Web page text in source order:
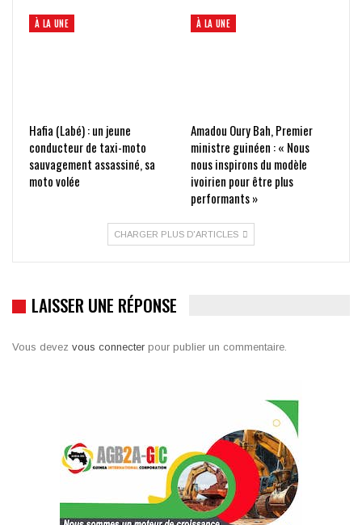
À LA UNE
Hafia (Labé) : un jeune
conducteur de taxi-moto
sauvagement assassiné, sa
moto volée
À LA UNE
Amadou Oury Bah, Premier
ministre guinéen : « Nous
nous inspirons du modèle
ivoirien pour être plus
performants »
CHARGER PLUS D'ARTICLES
LAISSER UNE RÉPONSE
Vous devez vous connecter pour publier un commentaire.